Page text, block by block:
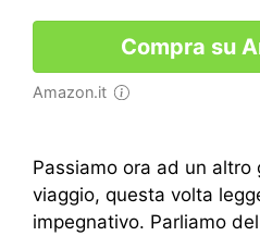
Compra su
Amazon.it
Passiamo ora ad un altro
viaggio, questa volta
impegnativo. Parliamo